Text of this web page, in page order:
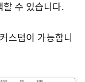
수 있습니다.
스텀이 가능합니